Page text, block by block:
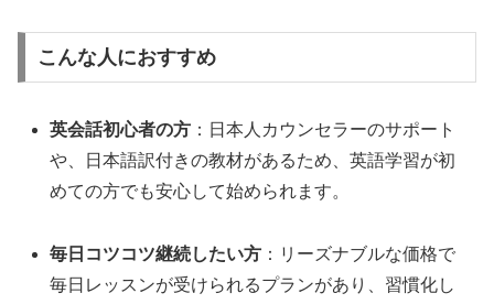
こんな人におすすめ
英会話初心者の方 ：日本人カウンセラーのサポート
や、日本語訳付きの教材があるため、英語学習が初
めての方でも安心して始められます。
毎日コツコツ継続したい方 ：リーズナブルな価格で
毎日レッスンが受けられるプランがあり、習慣化し